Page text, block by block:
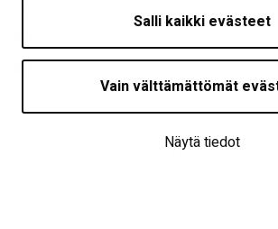
Salli kaikki evästeet
Vain välttämättömät
Näytä tiedot
Saavutettavuusseloste | © Työllisyyden